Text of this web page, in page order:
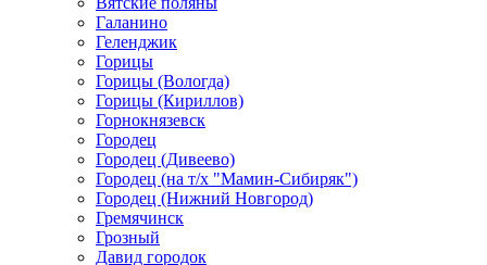
Галанино
Геленджик
Горицы
Горицы (Вологда)
Горицы (Кириллов)
Горнокнязевск
Городец
Городец (Дивеево)
Городец (на т/х "Мамин-Сибиряк")
Городец (Нижний Новгород)
Гремячинск
Грозный
Давид городок